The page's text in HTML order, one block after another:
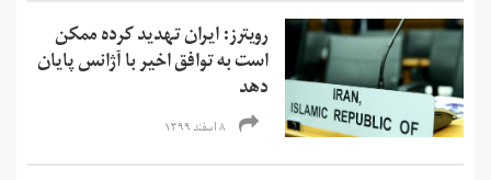
رویترز: ایران تهدید کرده ممکن
است به توافق اخیر با آژانس پایان
‌دهد
۸ اسفند ۱۳۹۹